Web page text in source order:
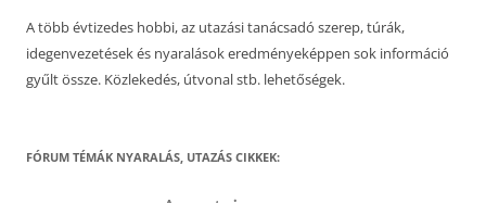
A több évtizedes hobbi, az utazási tanácsadó szerep, túrák,
idegenvezetések és nyaralások eredményeképpen sok információ
gyűlt össze. Közlekedés, útvonal stb. lehetőségek.
FÓRUM TÉMÁK NYARALÁS, UTAZÁS CIKKEK: